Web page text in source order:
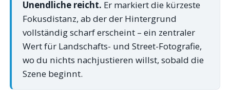
Unendliche reicht. Er markiert die kürzeste
Fokusdistanz, ab der der Hintergrund
vollständig scharf erscheint – ein zentraler
Wert für Landschafts- und Street-Fotografie,
wo du nichts nachjustieren willst, sobald die
Szene beginnt.